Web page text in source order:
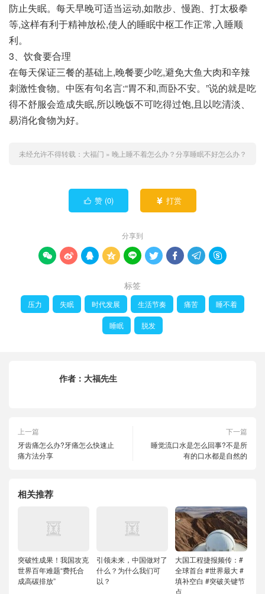
防止失眠。每天早晚可适当运动,如散步、慢跑、打太极拳
等,这样有利于精神放松,使人的睡眠中枢工作正常,入睡顺
利。
3、饮食要合理
在每天保证三餐的基础上,晚餐要少吃,避免大鱼大肉和辛辣
刺激性食物。中医有句名言:“胃不和,而卧不安。”说的就是吃
得不舒服会造成失眠,所以晚饭不可吃得过饱,且以吃清淡、
易消化食物为好。
未经允许不得转载： 大福门 » 晚上睡不着怎么办？分享睡眠不好怎么办？
 赞 (0)  打赏
分享到
        
标签
压力 失眠 时代发展 生活节奏 痛苦 睡不着
睡眠 脱发
作者： 大福先生
上一篇
牙齿痛怎么办?牙痛怎么快速止
痛方法分享
下一篇
睡觉流口水是怎么回事?不是所
有的口水都是自然的
相关推荐
突破性成果！我国攻克
世界百年难题“费托合
成高碳排放”
引领未来，中国做对了
什么？为什么我们可
以？
大国工程捷报频传：#
全球首台 #世界最大 #
填补空白 #突破关键节
点